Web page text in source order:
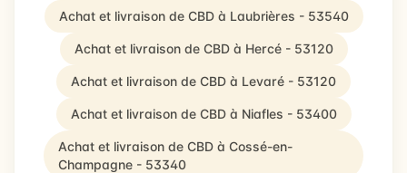
Achat et livraison de CBD à Laubrières - 53540
Achat et livraison de CBD à Hercé - 53120
Achat et livraison de CBD à Levaré - 53120
Achat et livraison de CBD à Niafles - 53400
Achat et livraison de CBD à Cossé-en-
Champagne - 53340